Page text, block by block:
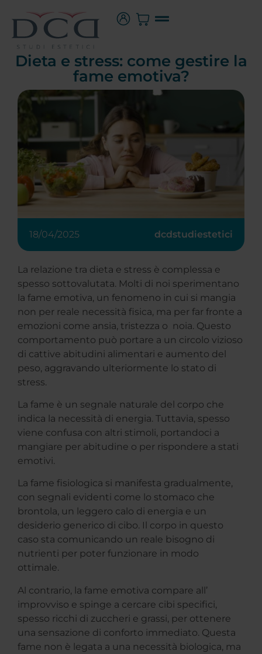
Dieta e stress: come gestire la
fame emotiva?
18/04/2025 dcdstudiestetici
La relazione tra dieta e stress è complessa e
spesso sottovalutata. Molti di noi sperimentano
la fame emotiva, un fenomeno in cui si mangia
non per reale necessità fisica, ma per far fronte a
emozioni come ansia, tristezza o noia. Questo
comportamento può portare a un circolo vizioso
di cattive abitudini alimentari e aumento del
peso, aggravando ulteriormente lo stato di
stress.
La fame è un segnale naturale del corpo che
indica la necessità di energia. Tuttavia, spesso
viene confusa con altri stimoli, portandoci a
mangiare per abitudine o per rispondere a stati
emotivi.
La fame fisiologica si manifesta gradualmente,
con segnali evidenti come lo stomaco che
brontola, un leggero calo di energia e un
desiderio generico di cibo. Il corpo in questo
caso sta comunicando un reale bisogno di
nutrienti per poter funzionare in modo
ottimale.
Al contrario, la fame emotiva compare all’
improvviso e spinge a cercare cibi specifici,
spesso ricchi di zuccheri e grassi, per ottenere
una sensazione di conforto immediato. Questa
fame non è legata a una necessità biologica, ma